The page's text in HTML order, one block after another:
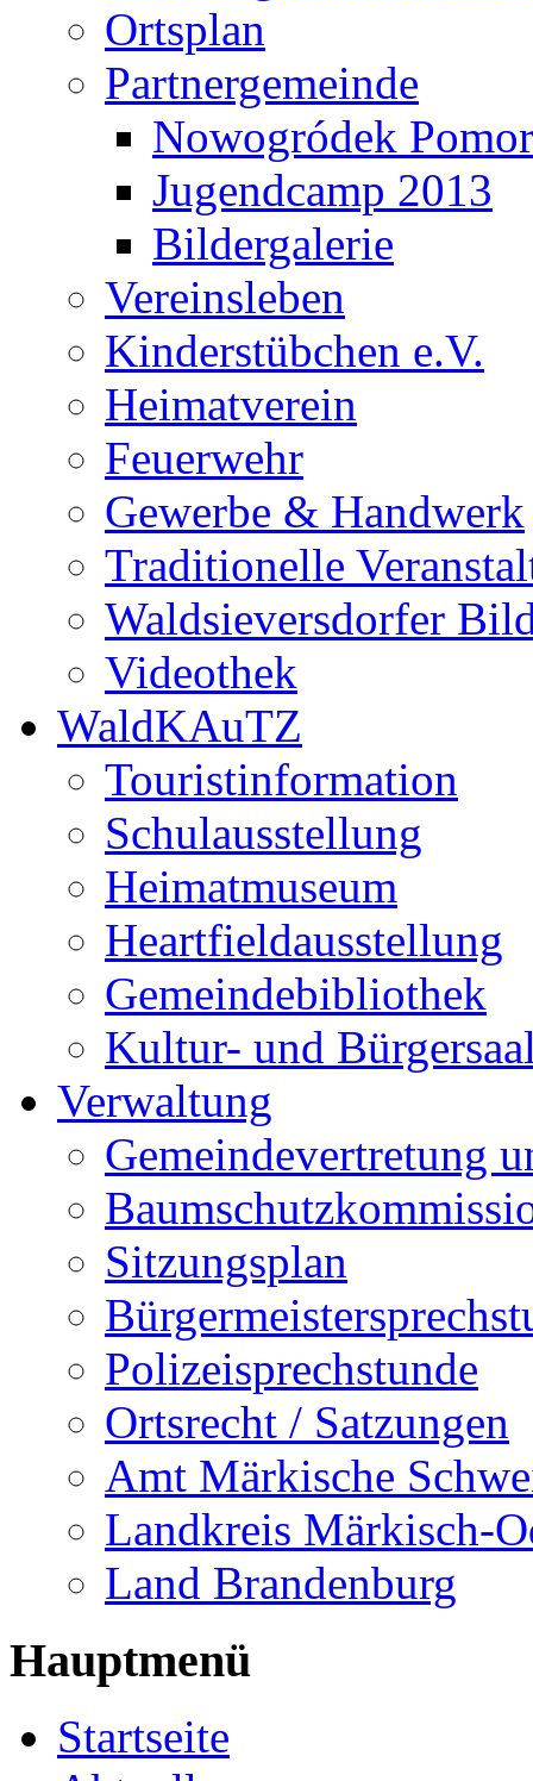
Ortsplan
Partnergemeinde
Nowogródek
Jugendcamp 2013
Bildergalerie
Vereinsleben
Kinderstübchen e.V.
Heimatverein
Feuerwehr
Gewerbe & Handwerk
Traditionelle
Waldsieversdorfer
Videothek
WaldKAuTZ
Touristinformation
Schulausstellung
Heimatmuseum
Heartfieldausstellung
Gemeindebibliothek
Kultur- und
Verwaltung
Gemeindevertretung
Sitzungsplan
Polizeisprechstunde
Ortsrecht / Satzungen
Amt Märkische
Landkreis Märkisch-
Land Brandenburg
Hauptmenü
Startseite